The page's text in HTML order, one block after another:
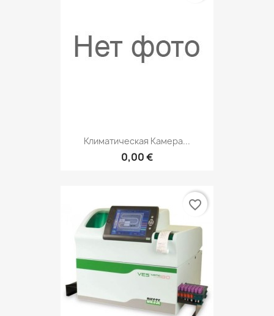
Климатическая Камера...
0,00 €
favorite_border